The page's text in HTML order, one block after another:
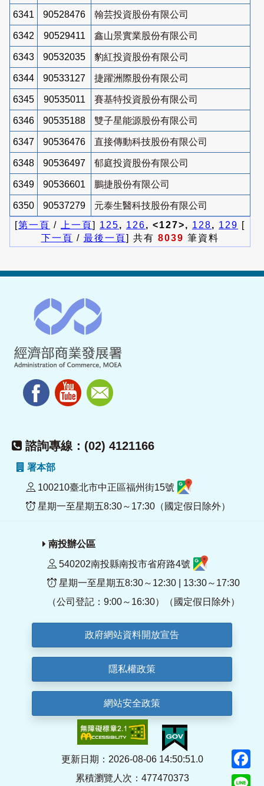
6341 90528476 翰芸投資股份有限公司
6342 90529411 鑫山景實業股份有限公司
6343 90532035 豹紅投資股份有限公司
6344 90533127 捷躍洲際股份有限公司
6345 90535011 賽基特投資股份有限公司
6346 90535188 雙子星能源股份有限公司
6347 90536476 直接傳動科技股份有限公司
6348 90536497 郁庭投資股份有限公司
6349 90536601 鵬捷股份有限公司
6350 90537279
元泰生醫科技股份有限公司
[第一頁 / 上一頁] 125, 126, <127>, 128, 129 [
下一頁 / 最後一頁] 共有 8039 筆資料
諮詢專線：(02) 4121166
署本部
100210臺北市中正區福州街15號
星期一至星期五8:30～17:30（國定假日除外）
南投辦公區
540202南投縣南投市省府路4號
星期一至星期五8:30～12:30 | 13:30～17:30
（公司登記：9:00～16:30）（國定假日除外）
政府網站資料開放宣告
隱私權政策
網站安全政策
更新日期：2026-08-06 14:50:51.0
累積瀏覽人次：477470373